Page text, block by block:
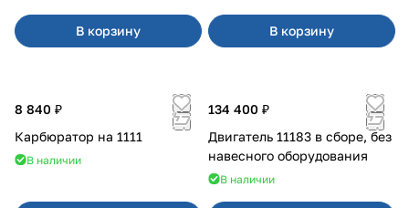
В корзину В корзину
8 840 ₽
Карбюратор на 1111
В наличии
134 400 ₽
Двигатель 11183 в сборе, без
навесного оборудования
В наличии